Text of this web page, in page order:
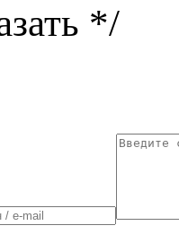
*/